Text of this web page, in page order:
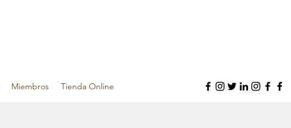
Miembros Tienda Online